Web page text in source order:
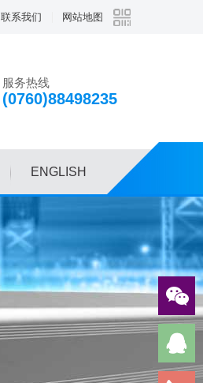
联系我们 网站地图
服务热线
(0760)88498235
ENGLISH